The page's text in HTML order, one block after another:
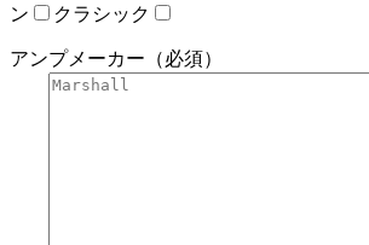
ン
クラシック
アンプメーカー（必須）